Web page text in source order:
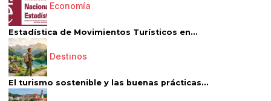
Economía
Estadística de Movimientos Turísticos en...
Destinos
El turismo sostenible y las buenas prácticas...